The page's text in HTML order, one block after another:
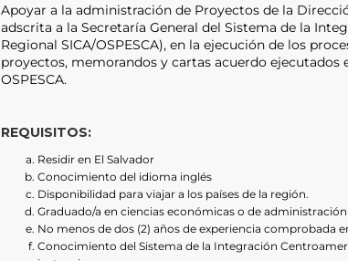
Apoyar a la administración de Proyectos de la
adscrita a la Secretaría General del Sistema de la
Regional SICA/OSPESCA), en la ejecución de los
proyectos, memorandos y cartas acuerdo ejecutados
OSPESCA.
REQUISITOS:
Residir en El Salvador
Conocimiento del idioma inglés
Disponibilidad para viajar a los países de la región.
Graduado/a en ciencias económicas o de
No menos de dos (2) años de experiencia comprobada
Conocimiento del Sistema de la Integración